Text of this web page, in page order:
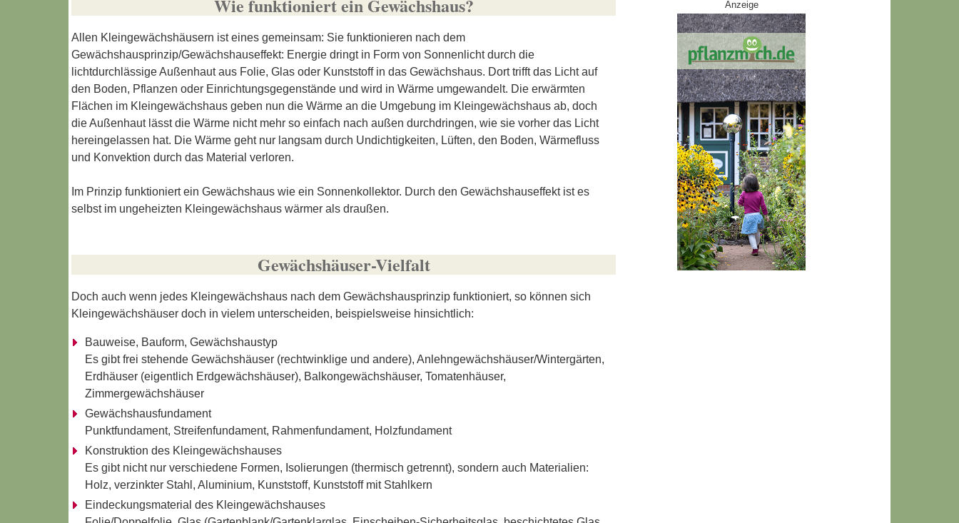
Wie funktioniert ein Gewächshaus?
Allen Kleingewächshäusern ist eines gemeinsam: Sie funktionieren nach dem
Gewächshausprinzip/Gewächshauseffekt: Energie dringt in Form von Sonnenlicht durch die
lichtdurchlässige Außenhaut aus Folie, Glas oder Kunststoff in das Gewächshaus. Dort trifft das Licht auf
den Boden, Pflanzen oder Einrichtungsgegenstände und wird in Wärme umgewandelt. Die erwärmten
Flächen im Kleingewächshaus geben nun die Wärme an die Umgebung im Kleingewächshaus ab, doch
die Außenhaut lässt die Wärme nicht mehr so einfach nach außen durchdringen, wie sie vorher das Licht
hereingelassen hat. Die Wärme geht nur langsam durch Undichtigkeiten, Lüften, den Boden, Wärmefluss
und Konvektion durch das Material verloren.
Im Prinzip funktioniert ein Gewächshaus wie ein Sonnenkollektor. Durch den Gewächshauseffekt ist es
selbst im ungeheizten Kleingewächshaus wärmer als draußen.
Gewächshäuser-Vielfalt
Doch auch wenn jedes Kleingewächshaus nach dem Gewächshausprinzip funktioniert, so können sich
Kleingewächshäuser doch in vielem unterscheiden, beispielsweise hinsichtlich:
Bauweise, Bauform, Gewächshaustyp
Es gibt frei stehende Gewächshäuser (rechtwinklige und andere), Anlehngewächshäuser/Wintergärten,
Erdhäuser (eigentlich Erdgewächshäuser), Balkongewächshäuser, Tomatenhäuser,
Zimmergewächshäuser
Gewächshausfundament
Punktfundament, Streifenfundament, Rahmenfundament, Holzfundament
Konstruktion des Kleingewächshauses
Es gibt nicht nur verschiedene Formen, Isolierungen (thermisch getrennt), sondern auch Materialien:
Holz, verzinkter Stahl, Aluminium, Kunststoff, Kunststoff mit Stahlkern
Eindeckungsmaterial des Kleingewächshauses
Anzeige